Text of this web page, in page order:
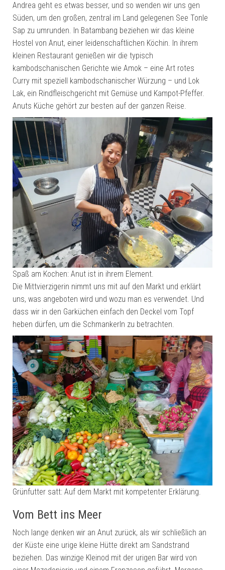
Andrea geht es etwas besser, und so wenden wir uns gen
Süden, um den großen, zentral im Land gelegenen See Tonle
Sap zu umrunden. In Batambang beziehen wir das kleine
Hostel von Anut, einer leidenschaftlichen Köchin. In ihrem
kleinen Restaurant genießen wir die typisch
kambodschanischen Gerichte wie Amok – eine Art rotes
Curry mit speziell kambodschanischer Würzung – und Lok
Lak, ein Rindfleischgericht mit Gemüse und Kampot-Pfeffer.
Anuts Küche gehört zur besten auf der ganzen Reise.
Spaß am Kochen: Anut ist in ihrem Element.
Die Mittvierzigerin nimmt uns mit auf den Markt und erklärt
uns, was angeboten wird und wozu man es verwendet. Und
dass wir in den Garküchen einfach den Deckel vom Topf
heben dürfen, um die Schmankerln zu betrachten.
Grünfutter satt: Auf dem Markt mit kompetenter Erklärung.
Vom Bett ins Meer
Noch lange denken wir an Anut zurück, als wir schließlich an
der Küste eine urige kleine Hütte direkt am Sandstrand
beziehen. Das winzige Kleinod mit der urigen Bar wird von